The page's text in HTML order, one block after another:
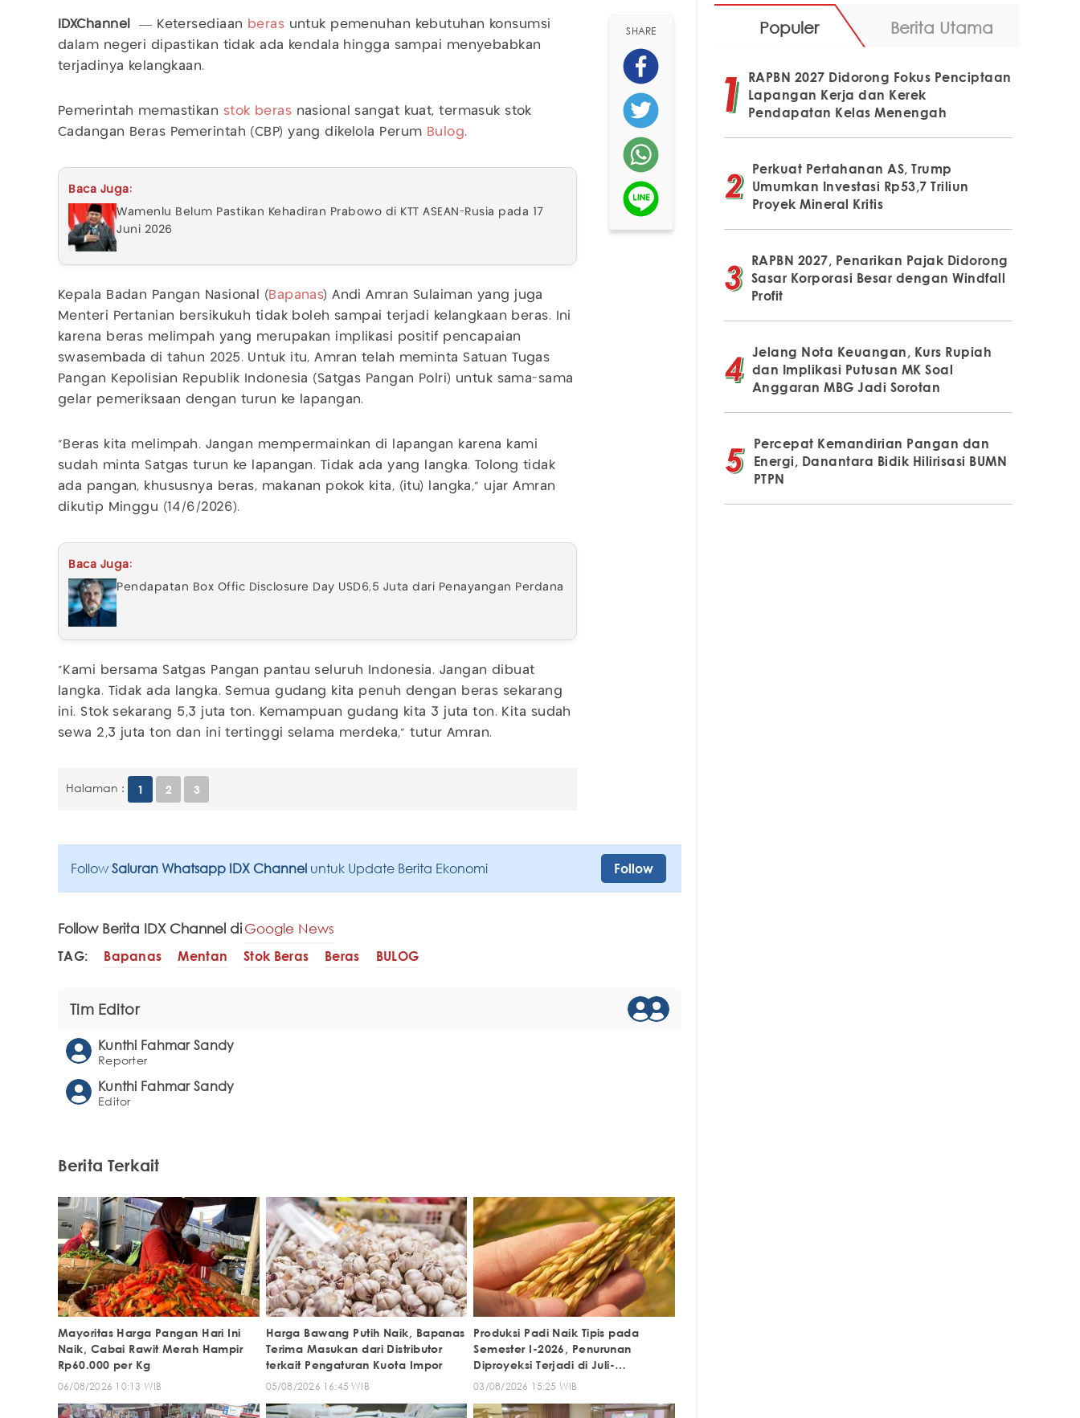
IDXChannel — Ketersediaan beras untuk pemenuhan kebutuhan konsumsi
dalam negeri dipastikan tidak ada kendala hingga sampai menyebabkan
terjadinya kelangkaan.
Pemerintah memastikan stok beras nasional sangat kuat, termasuk stok
Cadangan Beras Pemerintah (CBP) yang dikelola Perum Bulog.
Baca Juga:
Wamenlu Belum Pastikan Kehadiran Prabowo di KTT ASEAN-Rusia pada 17
Juni 2026
Kepala Badan Pangan Nasional ( Bapanas) Andi Amran Sulaiman yang juga
Menteri Pertanian bersikukuh tidak boleh sampai terjadi kelangkaan beras. Ini
karena beras melimpah yang merupakan implikasi positif pencapaian
swasembada di tahun 2025. Untuk itu, Amran telah meminta Satuan Tugas
Pangan Kepolisian Republik Indonesia (Satgas Pangan Polri) untuk sama-sama
gelar pemeriksaan dengan turun ke lapangan.
"Beras kita melimpah. Jangan mempermainkan di lapangan karena kami
sudah minta Satgas turun ke lapangan. Tidak ada yang langka. Tolong tidak
ada pangan, khususnya beras, makanan pokok kita, (itu) langka," ujar Amran
dikutip Minggu (14/6/2026).
Baca Juga:
Pendapatan Box Offic Disclosure Day USD6,5 Juta dari Penayangan Perdana
"Kami bersama Satgas Pangan pantau seluruh Indonesia. Jangan dibuat
langka. Tidak ada langka. Semua gudang kita penuh dengan beras sekarang
ini. Stok sekarang 5,3 juta ton. Kemampuan gudang kita 3 juta ton. Kita sudah
sewa 2,3 juta ton dan ini tertinggi selama merdeka," tutur Amran.
Halaman : 1 2 3
SHARE
Follow Saluran Whatsapp IDX Channel untuk Update Berita Ekonomi Follow
Follow Berita IDX Channel diGoogle News
TAG: Bapanas Mentan Stok Beras Beras BULOG
Tim Editor
Kunthi Fahmar Sandy
Reporter
Kunthi Fahmar Sandy
Editor
Berita Terkait
Mayoritas Harga Pangan Hari Ini
Naik, Cabai Rawit Merah Hampir
Rp60.000 per Kg
06/08/2026 10:13 WIB
Harga Bawang Putih Naik, Bapanas
Terima Masukan dari Distributor
terkait Pengaturan Kuota Impor
05/08/2026 16:45 WIB
Produksi Padi Naik Tipis pada
Semester I-2026, Penurunan
Diproyeksi Terjadi di Juli-
September
03/08/2026 15:25 WIB
Populer Berita Utama
RAPBN 2027 Didorong Fokus Penciptaan
Lapangan Kerja dan Kerek
Pendapatan Kelas Menengah
Perkuat Pertahanan AS, Trump
Umumkan Investasi Rp53,7 Triliun
Proyek Mineral Kritis
RAPBN 2027, Penarikan Pajak Didorong
Sasar Korporasi Besar dengan Windfall
Profit
Jelang Nota Keuangan, Kurs Rupiah
dan Implikasi Putusan MK Soal
Anggaran MBG Jadi Sorotan
Percepat Kemandirian Pangan dan
Energi, Danantara Bidik Hilirisasi BUMN
PTPN